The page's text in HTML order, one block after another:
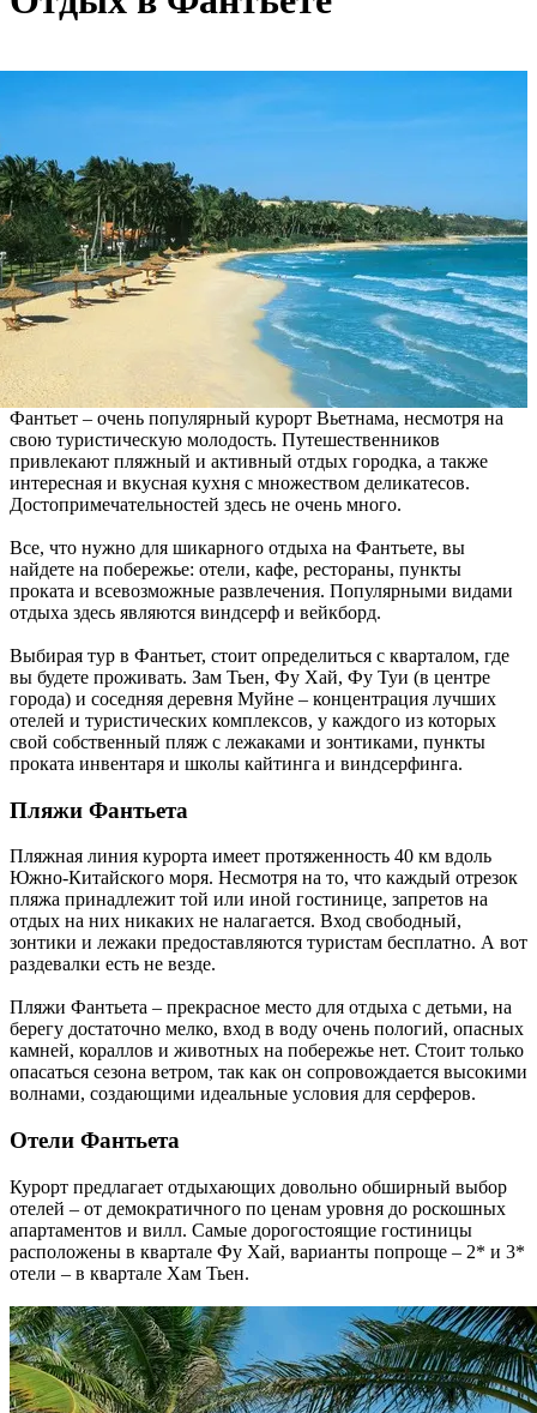
Фантьет – очень популярный курорт Вьетнама, несмотря на
свою туристическую молодость. Путешественников
привлекают пляжный и активный отдых городка, а также
интересная и вкусная кухня с множеством деликатесов.
Достопримечательностей здесь не очень много.
Все, что нужно для шикарного отдыха на Фантьете, вы
найдете на побережье: отели, кафе, рестораны, пункты
проката и всевозможные развлечения. Популярными видами
отдыха здесь являются виндсерф и вейкборд.
Выбирая тур в Фантьет, стоит определиться с кварталом, где
вы будете проживать. Зам Тьен, Фу Хай, Фу Туи (в центре
города) и соседняя деревня Муйне – концентрация лучших
отелей и туристических комплексов, у каждого из которых
свой собственный пляж с лежаками и зонтиками, пункты
проката инвентаря и школы кайтинга и виндсерфинга.
Пляжи Фантьета
Пляжная линия курорта имеет протяженность 40 км вдоль
Южно-Китайского моря. Несмотря на то, что каждый отрезок
пляжа принадлежит той или иной гостинице, запретов на
отдых на них никаких не налагается. Вход свободный,
зонтики и лежаки предоставляются туристам бесплатно. А вот
раздевалки есть не везде.
Пляжи Фантьета – прекрасное место для отдыха с детьми, на
берегу достаточно мелко, вход в воду очень пологий, опасных
камней, кораллов и животных на побережье нет. Стоит только
опасаться сезона ветром, так как он сопровождается высокими
волнами, создающими идеальные условия для серферов.
Отели Фантьета
Курорт предлагает отдыхающих довольно обширный выбор
отелей – от демократичного по ценам уровня до роскошных
апартаментов и вилл. Самые дорогостоящие гостиницы
расположены в квартале Фу Хай, варианты попроще – 2* и 3*
отели – в квартале Хам Тьен.